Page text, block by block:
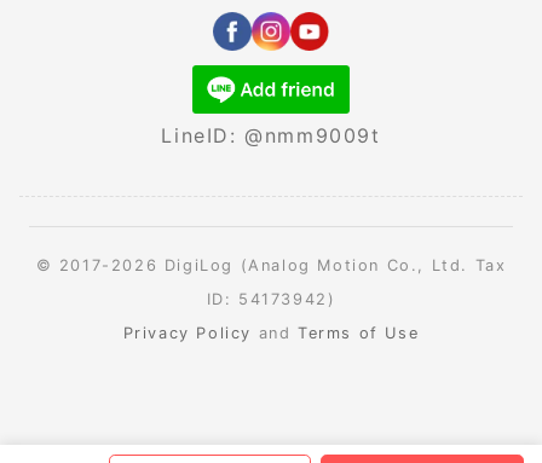
LineID: @nmm9009t
© 2017-2026 DigiLog (Analog Motion Co., Ltd. Tax
ID: 54173942)
Privacy Policy andTerms of Use